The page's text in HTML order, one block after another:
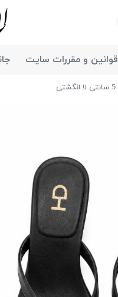
قوانین و مقررات سایت